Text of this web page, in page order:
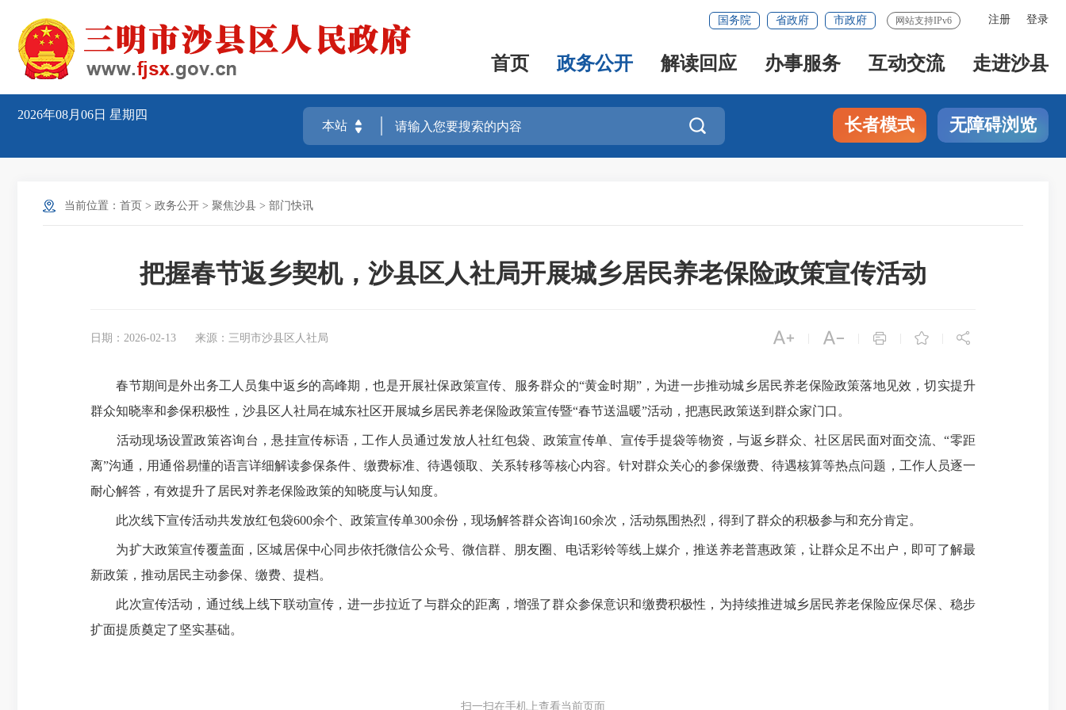
注册 登录
国务院 省政府 市政府 网站支持IPv6
首页 政务公开 解读回应 办事服务 互动交流 走进沙县
2026年08月06日 星期四
 长者模式 无障碍浏览
当前位置： 首页 > 政务公开 > 聚焦沙县 > 部门快讯
把握春节返乡契机，沙县区人社局开展城乡居民养老保险政策宣传活动
日期：2026-02-13 来源：三明市沙县区人社局     
春节期间是外出务工人员集中返乡的高峰期，也是开展社保政策宣传、服务群众的“黄金时期”，为进一步推动城乡居民养老保险政策落地见效，切实提升
群众知晓率和参保积极性，沙县区人社局在城东社区开展城乡居民养老保险政策宣传暨“春节送温暖”活动，把惠民政策送到群众家门口。
活动现场设置政策咨询台，悬挂宣传标语，工作人员通过发放人社红包袋、政策宣传单、宣传手提袋等物资，与返乡群众、社区居民面对面交流、“零距
离”沟通，用通俗易懂的语言详细解读参保条件、缴费标准、待遇领取、关系转移等核心内容。针对群众关心的参保缴费、待遇核算等热点问题，工作人员逐一
耐心解答，有效提升了居民对养老保险政策的知晓度与认知度。
此次线下宣传活动共发放红包袋600余个、政策宣传单300余份，现场解答群众咨询160余次，活动氛围热烈，得到了群众的积极参与和充分肯定。
为扩大政策宣传覆盖面，区城居保中心同步依托微信公众号、微信群、朋友圈、电话彩铃等线上媒介，推送养老普惠政策，让群众足不出户，即可了解最
新政策，推动居民主动参保、缴费、提档。
此次宣传活动，通过线上线下联动宣传，进一步拉近了与群众的距离，增强了群众参保意识和缴费积极性，为持续推进城乡居民养老保险应保尽保、稳步
扩面提质奠定了坚实基础。
扫一扫在手机上查看当前页面